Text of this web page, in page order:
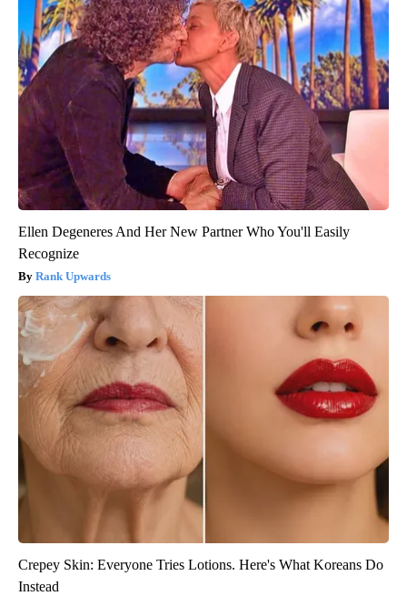
Ellen Degeneres And Her New Partner Who You'll Easily
Recognize
Rank Upwards
Crepey Skin: Everyone Tries Lotions. Here's What Koreans Do
Instead